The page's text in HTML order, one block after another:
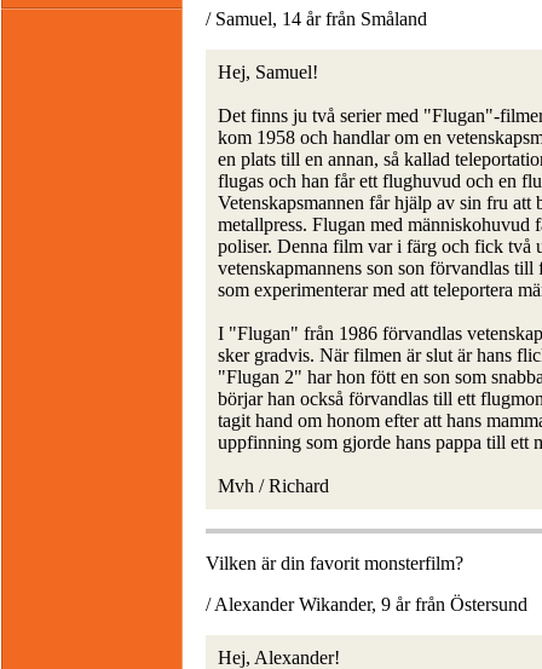
/ Samuel, 14 år från Småland
Hej, Samuel!
Det finns ju två serier med "Flugan"-
kom 1958 och handlar om en
en plats till en annan, så kallad
flugas och han får ett flughuvud och en
Vetenskapsmannen får hjälp av sin fru
metallpress. Flugan med människohuvud
poliser. Denna film var i färg och fick två
vetenskapmannens son son förvandlas
som experimenterar med att teleportera
I "Flugan" från 1986 förvandlas
sker gradvis. När filmen är slut är hans
"Flugan 2" har hon fött en son som
börjar han också förvandlas till ett
tagit hand om honom efter att hans
uppfinning som gjorde hans pappa till ett
Mvh / Richard
Vilken är din favorit monsterfilm?
/ Alexander Wikander, 9 år från Östersund
Hej, Alexander!